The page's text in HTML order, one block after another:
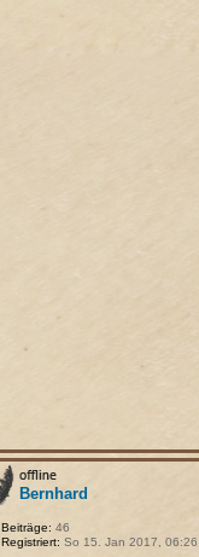
Bernhard
Beiträge: 46
Registriert: So 15. Jan 2017, 06:26